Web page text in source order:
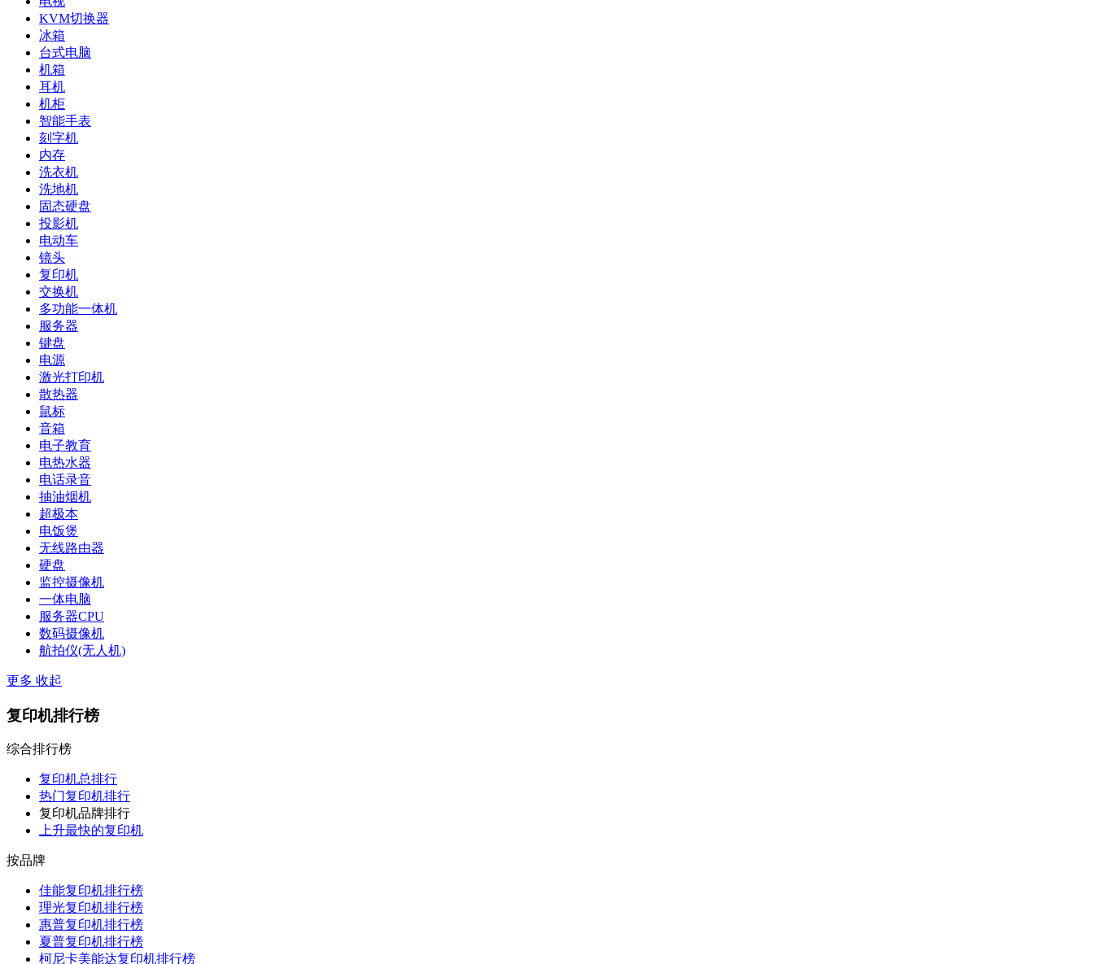
KVM切换器
冰箱
台式电脑
机箱
耳机
机柜
智能手表
刻字机
内存
洗衣机
洗地机
固态硬盘
投影机
电动车
镜头
复印机
交换机
多功能一体机
服务器
键盘
电源
激光打印机
散热器
鼠标
音箱
电子教育
电热水器
电话录音
抽油烟机
超极本
电饭煲
无线路由器
硬盘
监控摄像机
一体电脑
服务器CPU
数码摄像机
航拍仪(无人机)
更多 收起
复印机排行榜
综合排行榜
复印机总排行
热门复印机排行
复印机品牌排行
上升最快的复印机
按品牌
佳能复印机排行榜
理光复印机排行榜
惠普复印机排行榜
夏普复印机排行榜
柯尼卡美能达复印机排行榜